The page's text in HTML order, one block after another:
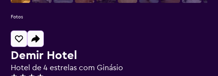
Demir Hotel
Hotel de 4 estrelas com Ginásio
Fotos